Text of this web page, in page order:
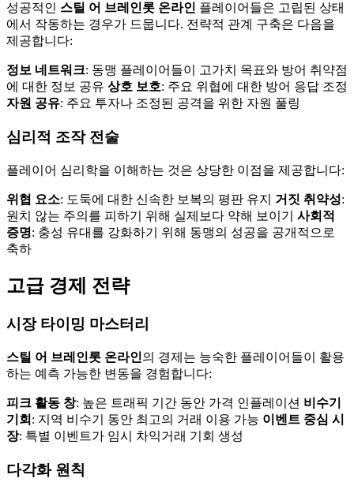
성공적인 스틸 어 브레인롯 온라인 플레이어들은 고립된 상태
에서 작동하는 경우가 드뭅니다. 전략적 관계 구축은 다음을
제공합니다:
정보 네트워크: 동맹 플레이어들이 고가치 목표와 방어 취약점
에 대한 정보 공유 상호 보호: 주요 위협에 대한 방어 응답 조정
자원 공유: 주요 투자나 조정된 공격을 위한 자원 풀링
심리적 조작 전술
플레이어 심리학을 이해하는 것은 상당한 이점을 제공합니다:
위협 요소: 도둑에 대한 신속한 보복의 평판 유지 거짓 취약성:
원치 않는 주의를 피하기 위해 실제보다 약해 보이기 사회적
증명: 충성 유대를 강화하기 위해 동맹의 성공을 공개적으로
축하
고급 경제 전략
시장 타이밍 마스터리
스틸 어 브레인롯 온라인의 경제는 능숙한 플레이어들이 활용
하는 예측 가능한 변동을 경험합니다:
피크 활동 창: 높은 트래픽 기간 동안 가격 인플레이션 비수기
기회 : 지역 비수기 동안 최고의 거래 이용 가능 이벤트 중심 시
장: 특별 이벤트가 임시 차익거래 기회 생성
다각화 원칙